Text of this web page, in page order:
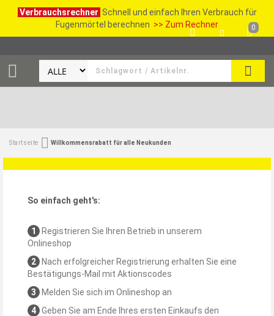
Verbrauchsrechner Schnell und einfach Ihren Verbrauch für
Fugenmörtel berechnen >> Zum Rechner
SUCHE
0
Startseite Willkommensrabatt für alle Neukunden
So einfach geht's:
1
Registrieren Sie Ihren Betrieb in unserem
Onlineshop
2
Nach erfolgreicher Registrierung erhalten Sie eine
Bestätigungs-Mail mit Aktionscodes
3
Melden Sie sich im Onlineshop an
4 Geben Sie am Ende Ihres ersten Einkaufs den